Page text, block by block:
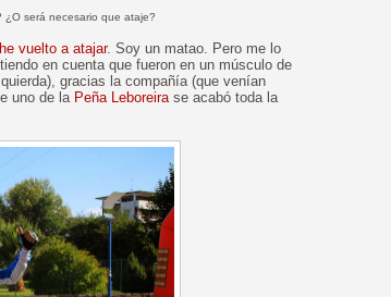
¿O será necesario que ataje?
he vuelto a atajar. Soy un matao. Pero me lo
en cuenta que fueron en un músculo de
gracias la compañía (que venían
uno de la Peña Leboreirase acabó toda la